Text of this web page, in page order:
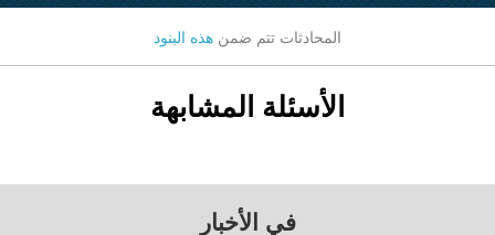
المحادثات تتم ضمن هذه البنود
الأسئلة المشابهة
في الأخبار